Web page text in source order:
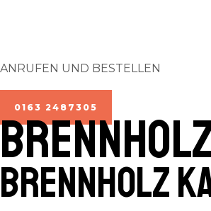
ANRUFEN UND BESTELLEN
0163 2487305
Brennholz